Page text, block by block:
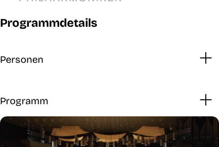
Programmdetails
Personen
Programm